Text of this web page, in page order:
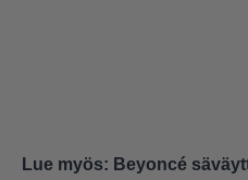
Lue myös: Beyoncé